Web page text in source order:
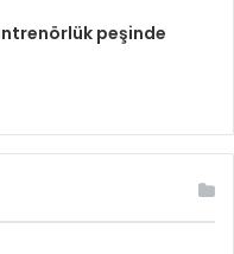
peşinde